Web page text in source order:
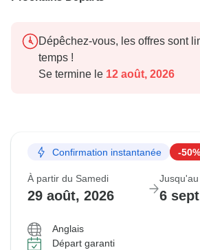
Dépêchez-vous, les offres sont
temps !
Se termine le 12 août, 2026
Confirmation instantanée -50%
À partir du Samedi
29 août, 2026 6
Anglais
Départ garanti